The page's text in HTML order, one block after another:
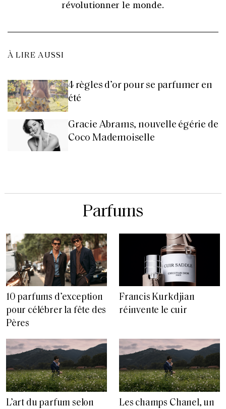
révolutionner le monde.
À LIRE AUSSI
4 règles d’or pour se parfumer en
été
Gracie Abrams, nouvelle égérie de
Coco Mademoiselle
Parfums
10 parfums d’exception
pour célébrer la fête des
Pères
Francis Kurkdjian
réinvente le cuir
L’art du parfum selon
Les champs Chanel, un